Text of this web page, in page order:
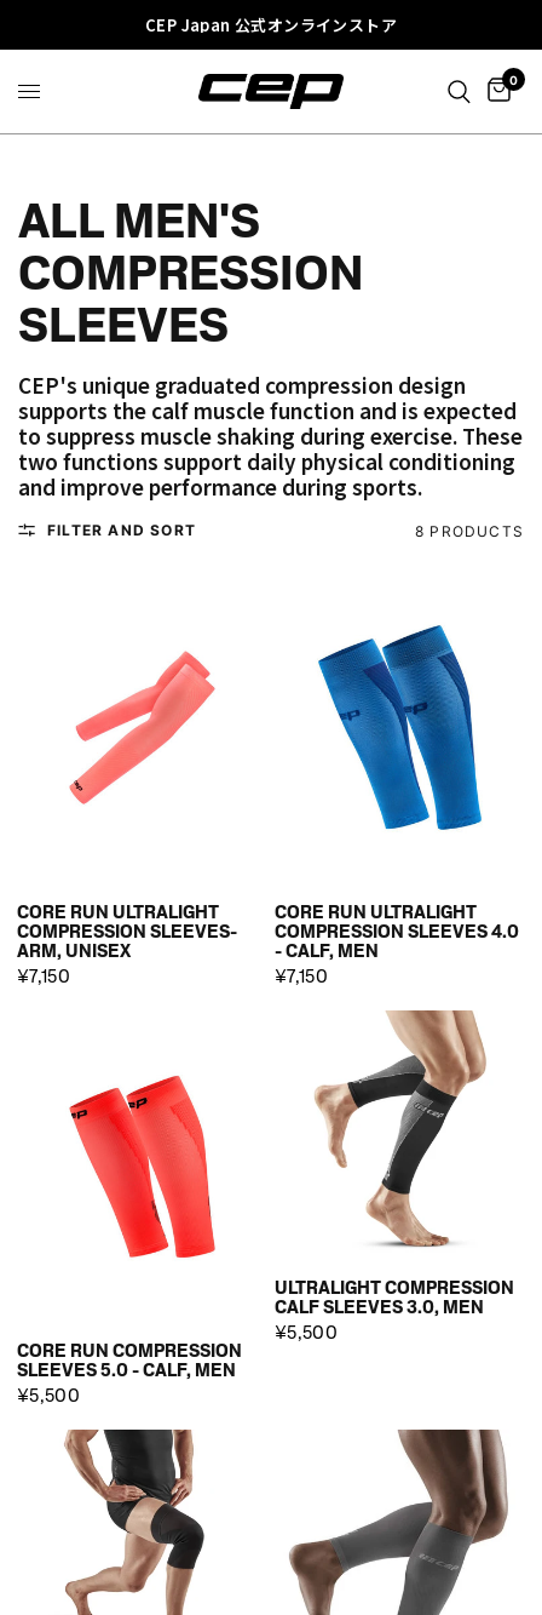
CEP Japan 公式オンラインストア
0
ALL MEN'S
COMPRESSION
SLEEVES
CEP's unique graduated compression design
supports the calf muscle function and is expected
to suppress muscle shaking during exercise. These
two functions support daily physical conditioning
and improve performance during sports.
FILTER AND SORT 8 PRODUCTS
CORE RUN ULTRALIGHT
COMPRESSION SLEEVES-
ARM, UNISEX
¥7,150
CORE RUN ULTRALIGHT
COMPRESSION SLEEVES 4.0
- CALF, MEN
¥7,150
CORE RUN COMPRESSION
SLEEVES 5.0 - CALF, MEN
¥5,500
ULTRALIGHT COMPRESSION
CALF SLEEVES 3.0, MEN
¥5,500